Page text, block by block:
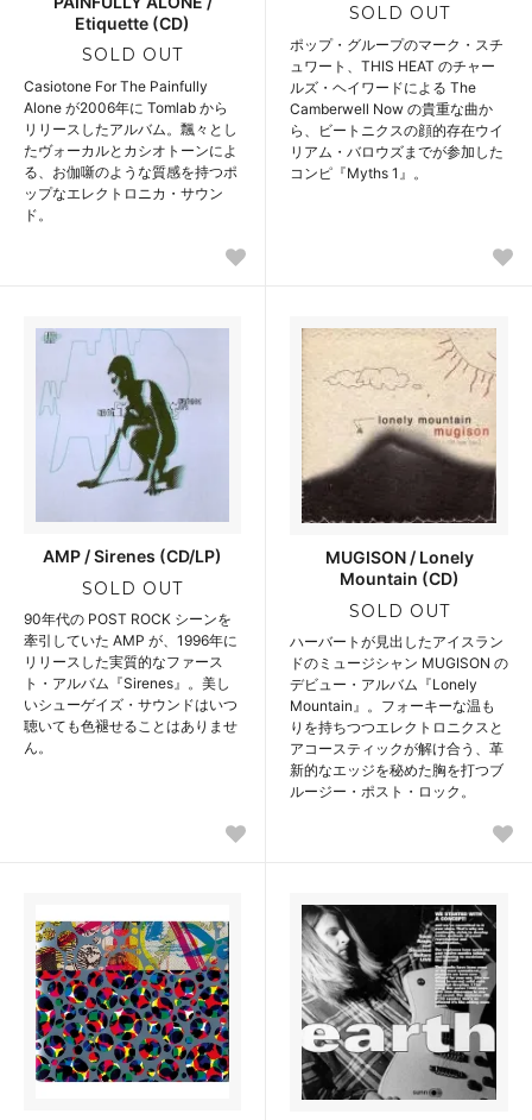
Etiquette (CD)
SOLD OUT
Casiotone For The Painfully
Alone が2006年に Tomlab から
リリースしたアルバム。飄々とし
たヴォーカルとカシオトーンによ
る、お伽噺のような質感を持つポ
ップなエレクトロニカ・サウン
ド。
SOLD OUT
ポップ・グループのマーク・スチ
ュワート、THIS HEAT のチャー
ルズ・ヘイワードによる The
Camberwell Now の貴重な曲か
ら、ビートニクスの顔的存在ウイ
リアム・バロウズまでが参加した
コンピ『Myths 1』。
AMP / Sirenes (CD/LP)
SOLD OUT
90年代の POST ROCK シーンを
牽引していた AMP が、1996年に
リリースした実質的なファース
ト・アルバム『Sirenes』。美し
いシューゲイズ・サウンドはいつ
聴いても色褪せることはありませ
ん。
MUGISON / Lonely
Mountain (CD)
SOLD OUT
ハーバートが見出したアイスラン
ドのミュージシャン MUGISON の
デビュー・アルバム『Lonely
Mountain』。フォーキーな温も
りを持ちつつエレクトロニクスと
アコースティックが解け合う、革
新的なエッジを秘めた胸を打つブ
ルージー・ポスト・ロック。